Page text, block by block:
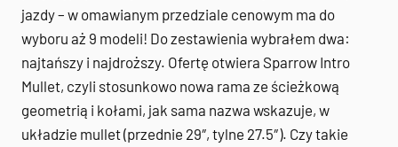
jazdy – w omawianym przedziale cenowym ma do
wyboru aż 9 modeli! Do zestawienia wybrałem dwa:
najtańszy i najdroższy. Ofertę otwiera Sparrow Intro
Mullet, czyli stosunkowo nowa rama ze ścieżkową
geometrią i kołami, jak sama nazwa wskazuje, w
układzie mullet (przednie 29″, tylne 27.5″). Czy takie